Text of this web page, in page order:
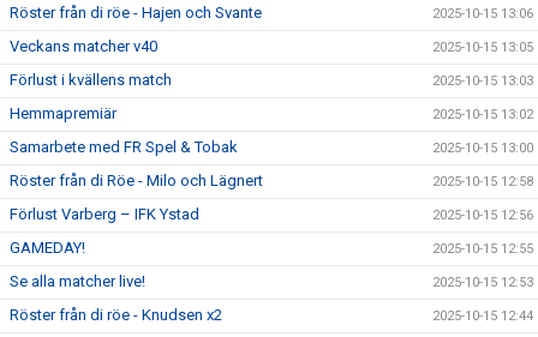
Röster från di röe - Hajen och Svante 2025-10-15 13:06
Veckans matcher v40 2025-10-15 13:05
Förlust i kvällens match 2025-10-15 13:03
Hemmapremiär 2025-10-15 13:02
Samarbete med FR Spel & Tobak 2025-10-15 13:00
Röster från di Röe - Milo och Lägnert 2025-10-15 12:58
Förlust Varberg – IFK Ystad 2025-10-15 12:56
GAMEDAY! 2025-10-15 12:55
Se alla matcher live! 2025-10-15 12:53
Röster från di röe - Knudsen x2 2025-10-15 12:44